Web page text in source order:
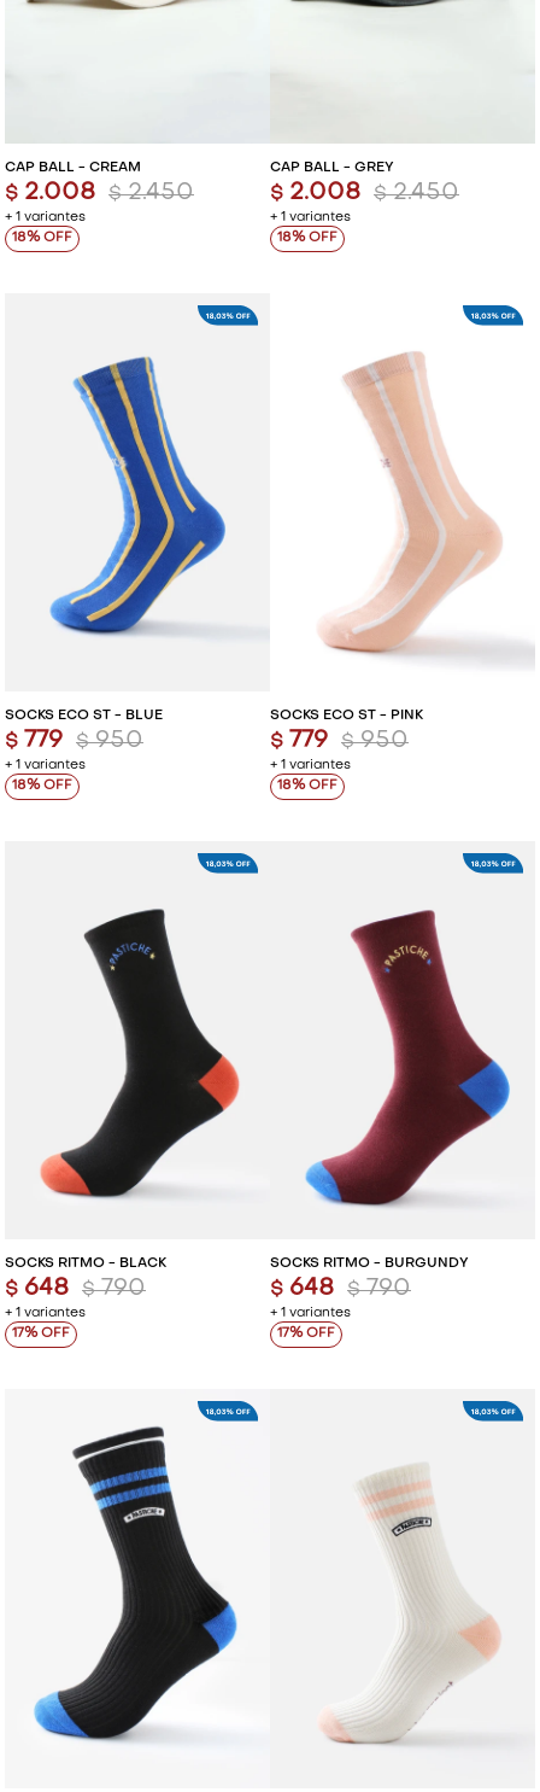
CAP BALL - CREAM
+ 1 variantes
$ 2.008 $ 2.450
18
CAP BALL - GREY
+ 1 variantes
$ 2.008 $ 2.450
18
SOCKS ECO ST - BLUE
+ 1 variantes
$ 779 $ 950
18
SOCKS ECO ST - PINK
+ 1 variantes
$ 779 $ 950
18
SOCKS RITMO - BLACK
+ 1 variantes
$ 648 $ 790
17
SOCKS RITMO - BURGUNDY
+ 1 variantes
$ 648 $ 790
17